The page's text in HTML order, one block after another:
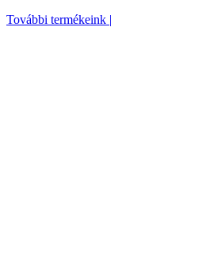
További termékeink |